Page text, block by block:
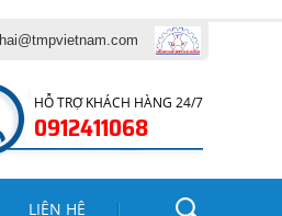
hai@tmpvietnam.com
HỖ TRỢ KHÁCH HÀNG 24/7
0912411068
LIÊN HỆ